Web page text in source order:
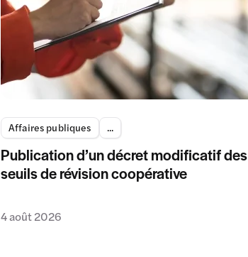
Affaires publiques ...
Publication d’un décret modificatif des
seuils de révision coopérative
4 août 2026